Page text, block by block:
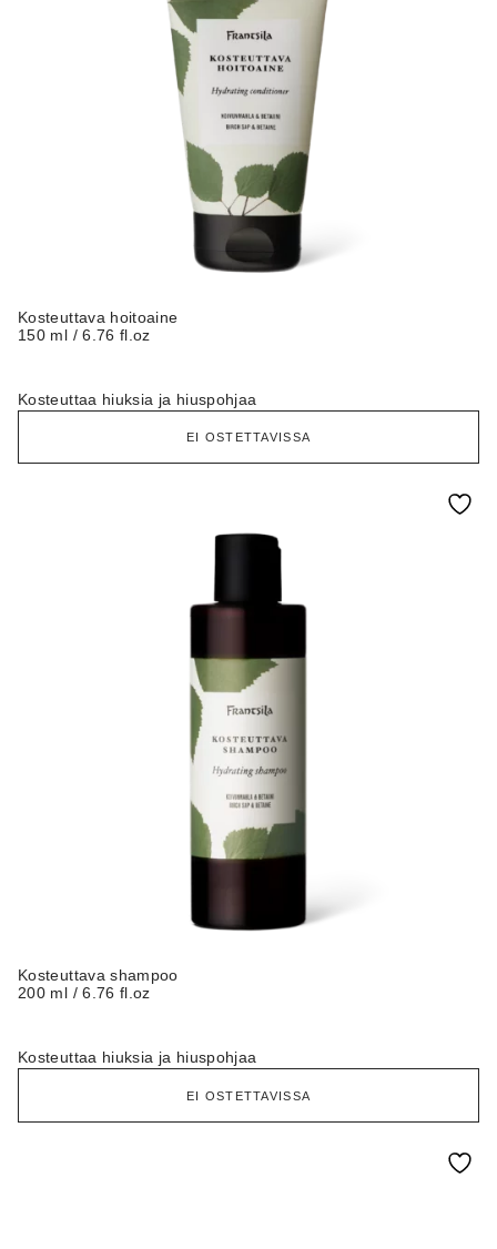
Kosteuttava hoitoaine
150 ml / 6.76 fl.oz
Kosteuttaa hiuksia ja hiuspohjaa
EI OSTETTAVISSA
Kosteuttava shampoo
200 ml / 6.76 fl.oz
Kosteuttaa hiuksia ja hiuspohjaa
EI OSTETTAVISSA